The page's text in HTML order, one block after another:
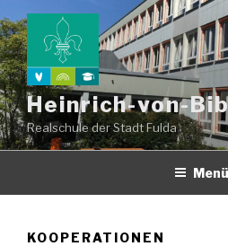
Inhalt
springen
Heinrich-von-
Realschule der Stadt Fulda
Menü
KOOPERATIONEN